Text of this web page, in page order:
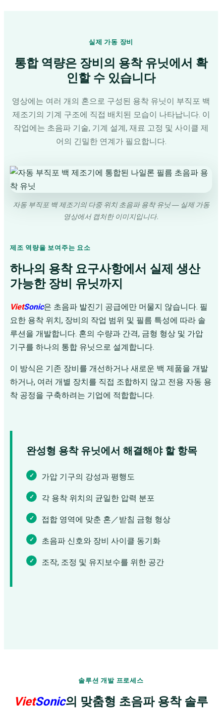
실제 가동 장비
통합 역량은 장비의 용착 유닛에서 확
인할 수 있습니다
영상에는 여러 개의 혼으로 구성된 용착 유닛이 부직포 백
제조기의 기계 구조에 직접 배치된 모습이 나타납니다. 이
작업에는 초음파 기술, 기계 설계, 재료 고정 및 사이클 제
어의 긴밀한 연계가 필요합니다.
자동 부직포 백 제조기의 다중 위치 초음파 용착 유닛 ― 실제 가동
영상에서 캡처한 이미지입니다.
제조 역량을 보여주는 요소
하나의 용착 요구사항에서 실제 생산
가능한 장비 유닛까지
VietSonic은 초음파 발진기 공급에만 머물지 않습니다. 필
요한 용착 위치, 장비의 작업 범위 및 필름 특성에 따라 솔
루션을 개발합니다. 혼의 수량과 간격, 금형 형상 및 가압
기구를 하나의 통합 유닛으로 설계합니다.
이 방식은 기존 장비를 개선하거나 새로운 백 제품을 개발
하거나, 여러 개별 장치를 직접 조합하지 않고 전용 자동 용
착 공정을 구축하려는 기업에 적합합니다.
완성형 용착 유닛에서 해결해야 할 항목
가압 기구의 강성과 평행도
각 용착 위치의 균일한 압력 분포
접합 영역에 맞춘 혼／받침 금형 형상
초음파 신호와 장비 사이클 동기화
조작, 조정 및 유지보수를 위한 공간
솔루션 개발 프로세스
VietSonic의 맞춤형 초음파 용착 솔루